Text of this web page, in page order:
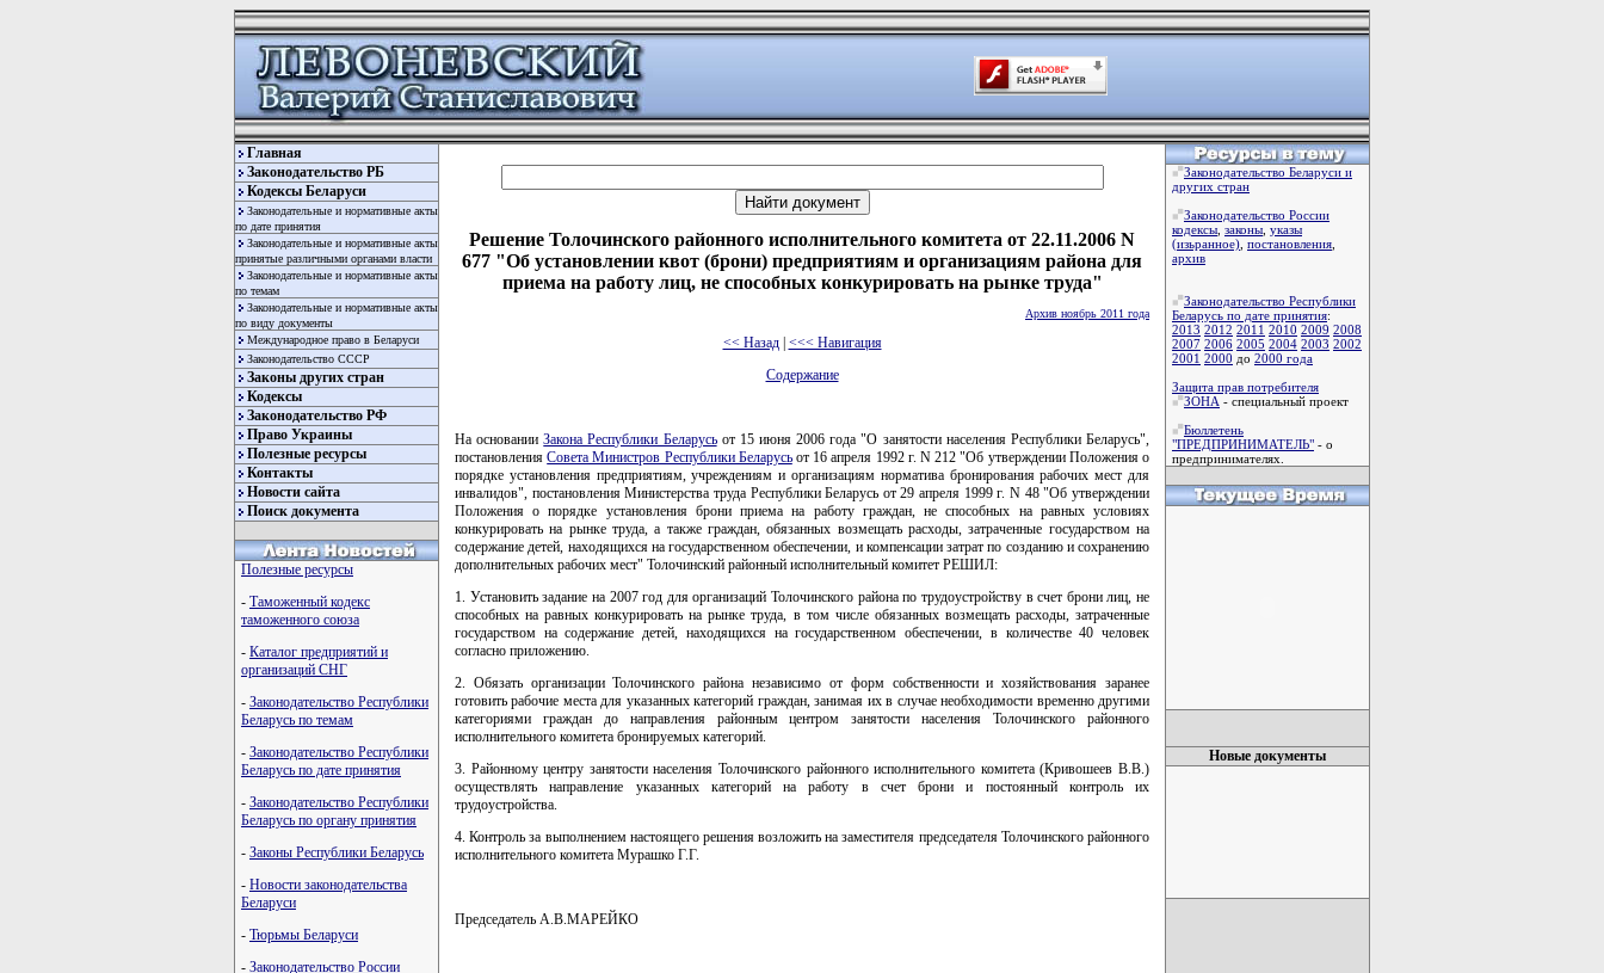
Главная
Законодательство РБ
Кодексы Беларуси
Законодательные и нормативные акты
по дате принятия
Законодательные и нормативные акты
принятые различными органами власти
Законодательные и нормативные акты
по темам
Законодательные и нормативные акты
по виду документы
Международное право в Беларуси
Законодательство СССР
Законы других стран
Кодексы
Законодательство РФ
Право Украины
Полезные ресурсы
Контакты
Новости сайта
Поиск документа
Полезные ресурсы
- Таможенный кодекс
таможенного союза
- Каталог предприятий и
организаций СНГ
- Законодательство Республики
Беларусь по темам
- Законодательство Республики
Беларусь по дате принятия
- Законодательство Республики
Беларусь по органу принятия
- Законы Республики Беларусь
- Новости законодательства
Беларуси
- Тюрьмы Беларуси
- Законодательство России
Решение Толочинского районного исполнительного комитета от 22.11.2006 N
677 "Об установлении квот (брони) предприятиям и организациям района для
приема на работу лиц, не способных конкурировать на рынке труда"
Архив ноябрь 2011 года
<< Назад| <<< Навигация
Содержание
На основанииЗакона Республики Беларусьот 15 июня 2006 года "О занятости населения Республики Беларусь",
постановленияСовета Министров Республики Беларусьот 16 апреля 1992 г. N 212 "Об утверждении Положения о
порядке установления предприятиям, учреждениям и организациям норматива бронирования рабочих мест для
инвалидов", постановления Министерства труда Республики Беларусь от 29 апреля 1999 г. N 48 "Об утверждении
Положения о порядке установления брони приема на работу граждан, не способных на равных условиях
конкурировать на рынке труда, а также граждан, обязанных возмещать расходы, затраченные государством на
содержание детей, находящихся на государственном обеспечении, и компенсации затрат по созданию и сохранению
дополнительных рабочих мест" Толочинский районный исполнительный комитет РЕШИЛ:
1. Установить задание на 2007 год для организаций Толочинского района по трудоустройству в счет брони лиц, не
способных на равных конкурировать на рынке труда, в том числе обязанных возмещать расходы, затраченные
государством на содержание детей, находящихся на государственном обеспечении, в количестве 40 человек
согласно приложению.
2. Обязать организации Толочинского района независимо от форм собственности и хозяйствования заранее
готовить рабочие места для указанных категорий граждан, занимая их в случае необходимости временно другими
категориями граждан до направления районным центром занятости населения Толочинского районного
исполнительного комитета бронируемых категорий.
3. Районному центру занятости населения Толочинского районного исполнительного комитета (Кривошеев В.В.)
осуществлять направление указанных категорий на работу в счет брони и постоянный контроль их
трудоустройства.
4. Контроль за выполнением настоящего решения возложить на заместителя председателя Толочинского районного
исполнительного комитета Мурашко Г.Г.
Председатель А.В.МАРЕЙКО
Законодательство Беларуси и
других стран
Законодательство России
кодексы законы указы
(изьранное) постановления
архив
Законодательство Республики
Беларусь по дате принятия:
2013 2012 2011 2010 2009 2008
2007 2006 2005 2004 2003 2002
2001 2000 до 2000 года
Защита прав потребителя
ЗОНА - специальный проект
Бюллетень
"ПРЕДПРИНИМАТЕЛЬ" - о
предпринимателях.
Новые документы